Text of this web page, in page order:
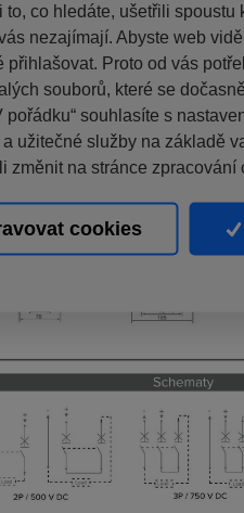
to, co hledáte, ušetřili
nezajímají. Abyste web
přihlašovat. Proto od vás
souborů, které se
pořádku“ souhlasíte s
užitečné služby na základě
změnit na stránce zpracování
cookies